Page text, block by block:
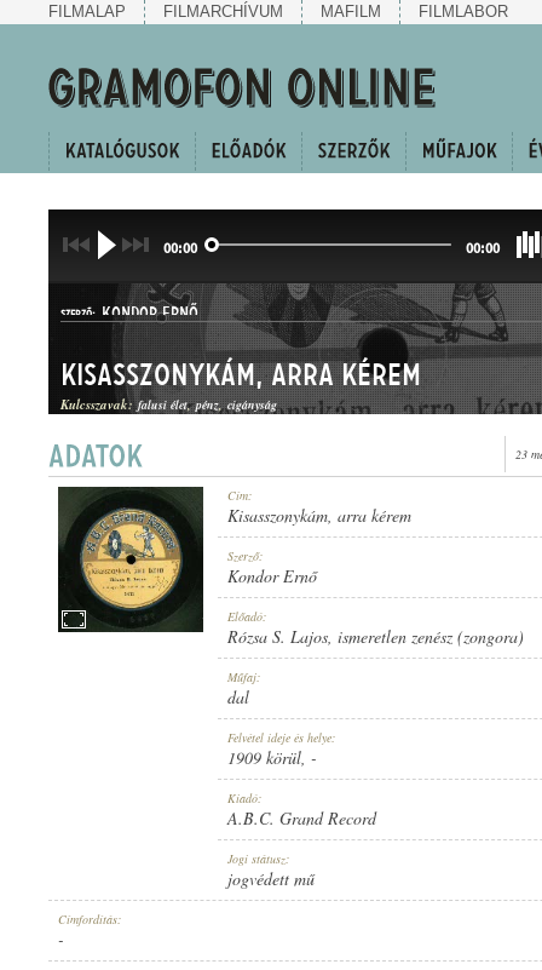
FILMALAP FILMARCHÍVUM MAFILM FILMLABOR
00:00 00:00
SZERZŐ: KONDOR ERNŐ
DAL
1909 KÖRÜL
A.B.C. GRAND RECORD
Kisasszonykám, arra kérem
Kulcsszavak: falusi élet pénz cigányság
23
Cím:
Kisasszonykám, arra kérem
Szerző:
Kondor Ernő
Előadó:
Rózsa S. Lajos, ismeretlen zenész (zongora)
Műfaj:
dal
Felvétel ideje és helye:
1909 körül, -
Kiadó:
A.B.C. Grand Record
Jogi státusz:
jogvédett mű
Címfordítás:
-